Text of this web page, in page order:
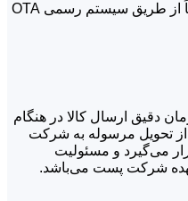
پشتیبانی است. به‌روزرسانی‌ها صرفاً از طریق سیستم رسمی OTA
دقیق ارسال کالا در هنگام
تحویل مرسوله به شرکت
می‌گیرد و مسئولیت
شرکت پست می‌باشد.